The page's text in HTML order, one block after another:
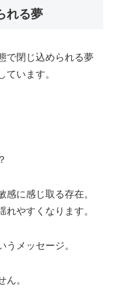
れる夢
で閉じ込められる夢
ています。
に感じ取る存在。
れやすくなります。
うメッセージ。
ん。